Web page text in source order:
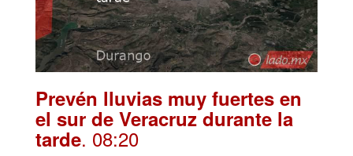
Prevén lluvias muy fuertes en
el sur de Veracruz durante la
tarde. 08:20